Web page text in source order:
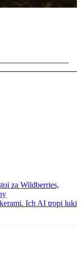
za Wildberries,
Ich AI tropi luki